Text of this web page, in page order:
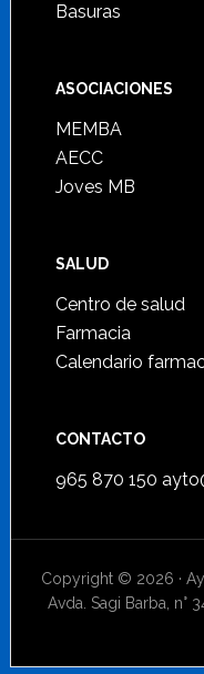
Basuras
ASOCIACIONES
MEMBA
AECC
Joves MB
SALUD
Centro de salud
Farmacia
Calendario
CONTACTO
965 870 150
Copyright © 2026 ·
Avda. Sagi Barba, n°